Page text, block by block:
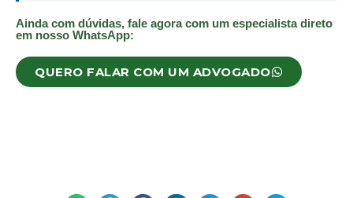
Ainda com dúvidas, fale agora com um especialista direto
em nosso WhatsApp:
QUERO FALAR COM UM ADVOGADO